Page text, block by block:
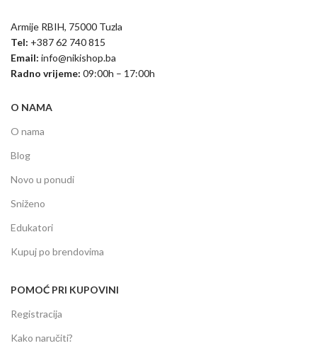
Armije RBIH, 75000 Tuzla
Tel: +387 62 740 815
Email: info@nikishop.ba
Radno vrijeme: 09:00h – 17:00h
O NAMA
O nama
Blog
Novo u ponudi
Sniženo
Edukatori
Kupuj po brendovima
POMOĆ PRI KUPOVINI
Registracija
Kako naručiti?